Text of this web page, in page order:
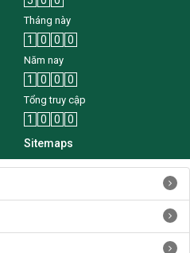
Tháng này
1 0 0 0
Năm nay
1 0 0 0
Tổng truy cập
1 0 0
0
Sitemaps